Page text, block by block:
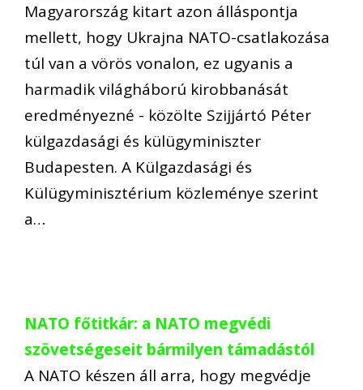
Magyarország kitart azon álláspontja
mellett, hogy Ukrajna NATO-csatlakozása
túl van a vörös vonalon, ez ugyanis a
harmadik világháború kirobbanását
eredményezné - közölte Szijjártó Péter
külgazdasági és külügyminiszter
Budapesten. A Külgazdasági és
Külügyminisztérium közleménye szerint
a…
NATO főtitkár: a NATO megvédi
szövetségeseit bármilyen támadástól
A NATO készen áll arra, hogy megvédje